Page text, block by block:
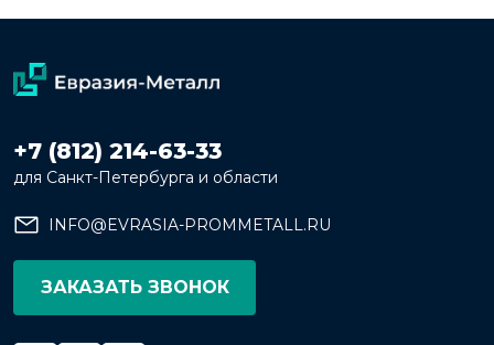
+7 (812) 214-63-33
для Санкт-Петербурга и области
INFO@EVRASIA-PROMMETALL.RU
ЗАКАЗАТЬ ЗВОНОК